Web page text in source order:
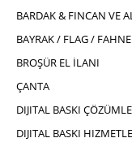
BARDAK & FINCAN VE
BAYRAK / FLAG / FAHNE
BROŞÜR EL İLANI
ÇANTA
DIJITAL BASKI
DIJITAL BASKI